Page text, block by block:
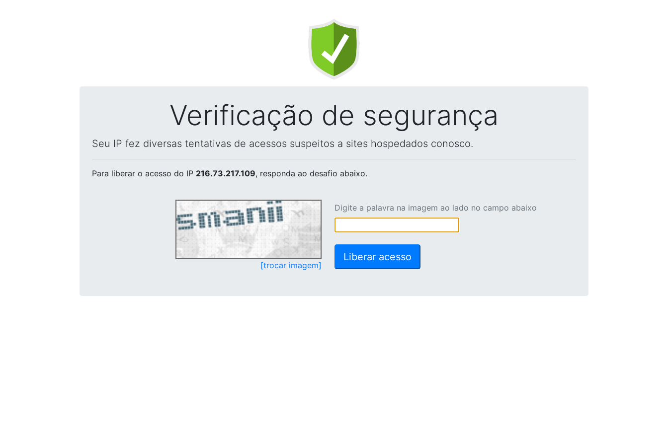
Verificação de segurança
Seu IP fez diversas tentativas de acessos suspeitos a sites hospedados conosco.
Para liberar o acesso do IP 216.73.217.109, responda ao desafio abaixo.
[trocar imagem]
Digite a palavra na imagem ao lado no campo abaixo